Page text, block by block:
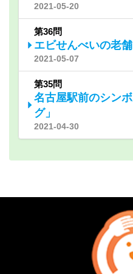
2021-05-20
第36問
エビせんべいの老舗
2021-05-07
第35問
名古屋駅前のシン
グ」
2021-04-30